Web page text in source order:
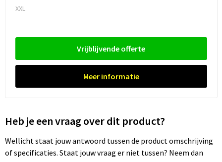
Waterbestendige tassen
XXL
Vrijblijvende offerte
Meer informatie
Heb je een vraag over dit product?
Wellicht staat jouw antwoord tussen de product omschrijving
of specificaties. Staat jouw vraag er niet tussen? Neem dan